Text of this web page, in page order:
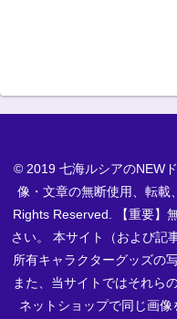
© 2019 七海ルシアのNEW
像・文章の無断使用、転載
Rights Reserved. 【重要】
さい。 本サイト（および記
所有キャラクターグッズの
また、当サイトではそれら
ネットショップで同じ画